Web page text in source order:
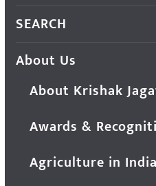
SEARCH
About Us
About Krishak
Awards &
Agriculture in India